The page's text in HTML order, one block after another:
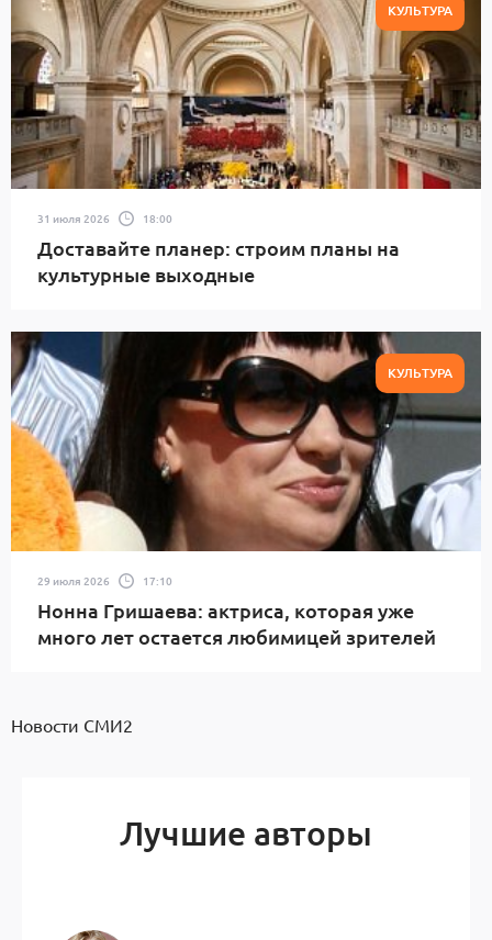
КУЛЬТУРА
31 июля 2026 18:00
Доставайте планер: строим планы на
культурные выходные
КУЛЬТУРА
29 июля 2026 17:10
Нонна Гришаева: актриса, которая уже
много лет остается любимицей зрителей
Новости СМИ2
Лучшие авторы